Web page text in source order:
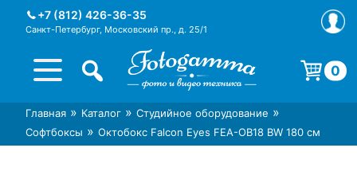
+7 (812) 426-36-35
Санкт-Петербург, Московский пр., д. 25/1
Интернет-магазин фототехники
Foto-Gamma в СПб
Магазин фотоаксессуаров foto-
gamma.ru
0
Корзина пуста.
Главная » Каталог » Студийное оборудование »
Софтбоксы » Октобокс Falcon Eyes FEA-OB18 BW 180 см